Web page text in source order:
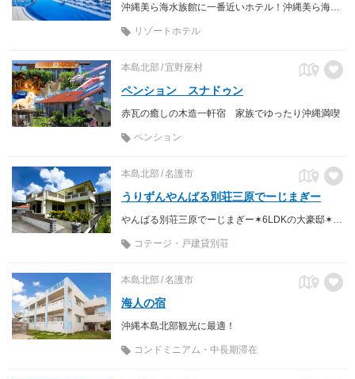
沖縄美ら海水族館に一番近いホテル！沖縄美ら海水族館やエメラルドビーチまで徒歩約5分、備瀬のフクギ並木まで徒歩約10分と絶好のロケーション。
リゾートホテル
本島北部 宜野座村
ペンション スナドゥン
赤瓦の癒しの木造一軒宿 家族でゆったり沖縄満喫
ペンション
本島北部 名護市
うりずんやんばる別荘三原でーじまぎー
コテージ・戸建貸別荘
本島北部 名護市
海人の宿
沖縄本島北部観光に最適！
コンドミニアム・中長期滞在